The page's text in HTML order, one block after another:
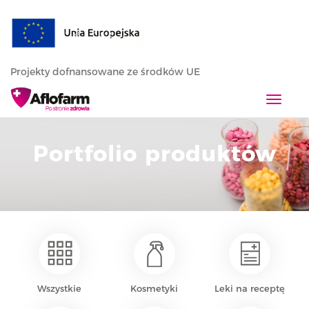
Projekty dofnansowane ze środków UE
T
o
g
g
l
e
n
a
Portfolio produktów
Wszystkie Kosmetyki Leki na receptę